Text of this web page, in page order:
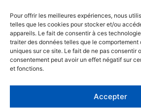
Pour offrir les meilleures expériences, nous
telles que les cookies pour stocker et/ou
appareils. Le fait de consentir à ces
traiter des données telles que le comportement
uniques sur ce site. Le fait de ne pas consentir
consentement peut avoir un effet négatif sur
et fonctions.
Accepter
Mentions légales
Politique de confidentialité